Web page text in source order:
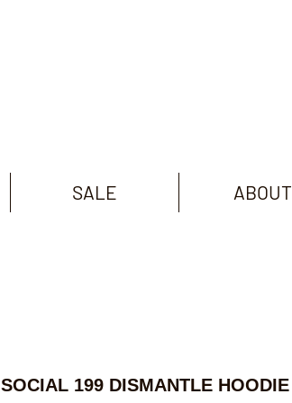
SALE ABOUT
SOCIAL 199 DISMANTLE HOODIE